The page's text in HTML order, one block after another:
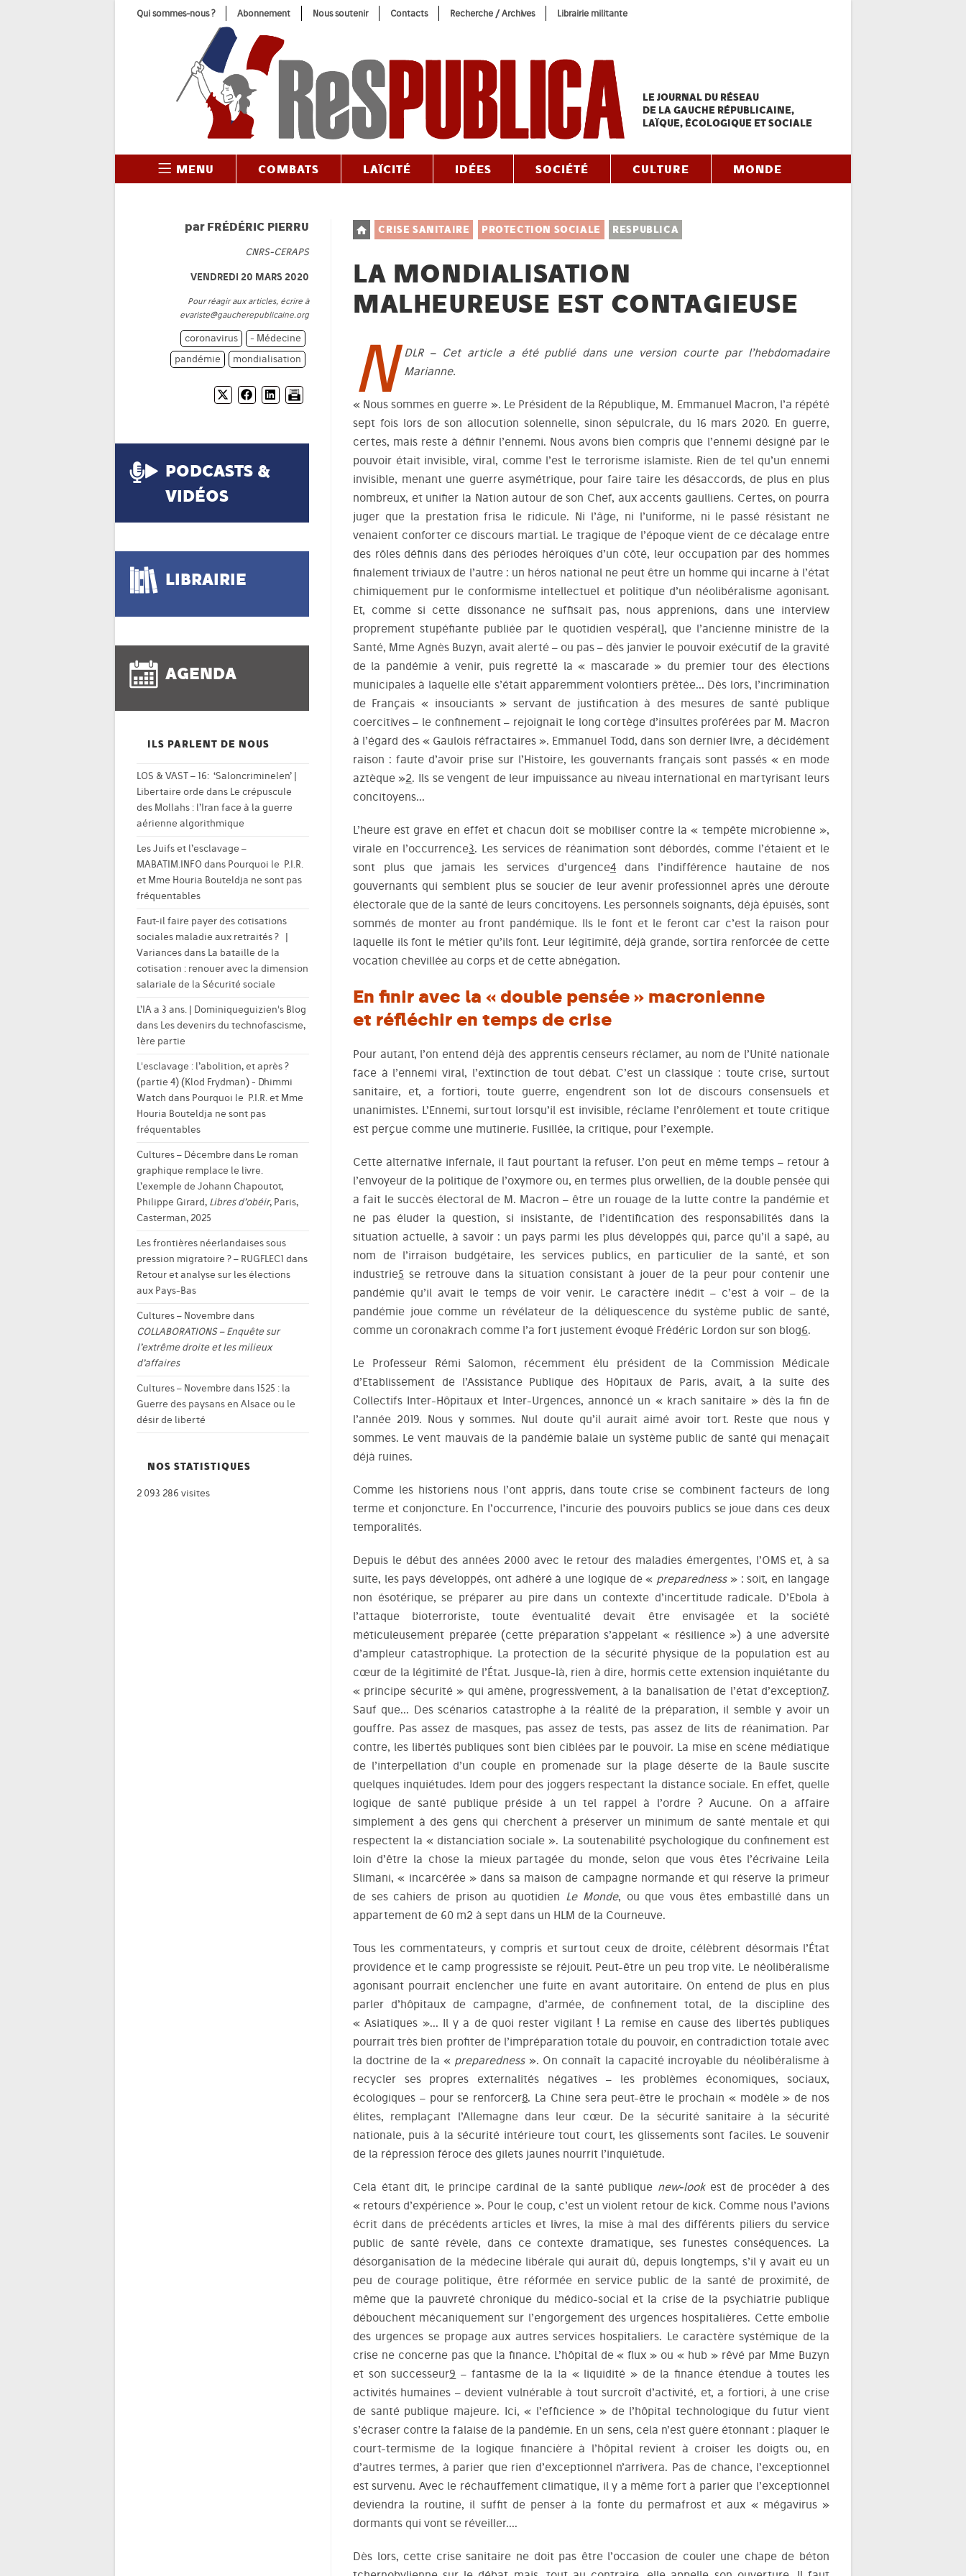
Qui sommes-nous ? Abonnement Nous soutenir Contacts Recherche / Archives Librairie militante
LE JOURNAL DU RÉSEAU
DE LA GAUCHE RÉPUBLICAINE,
LAÏQUE, ÉCOLOGIQUE ET SOCIALE
MENU COMBATS LAÏCITÉ IDÉES SOCIÉTÉ CULTURE MONDE
Post
category:
CRISE SANITAIRE PROTECTION SOCIALE RESPUBLICA
LA MONDIALISATION
MALHEUREUSE EST CONTAGIEUSE
N DLR – Cet article a été publié dans une version courte par l’hebdomadaire
Marianne.
« Nous sommes en guerre ». Le Président de la République, M. Emmanuel Macron, l’a répété
sept fois lors de son allocution solennelle, sinon sépulcrale, du 16 mars 2020. En guerre,
certes, mais reste à définir l’ennemi. Nous avons bien compris que l’ennemi désigné par le
pouvoir était invisible, viral, comme l’est le terrorisme islamiste. Rien de tel qu’un ennemi
invisible, menant une guerre asymétrique, pour faire taire les désaccords, de plus en plus
nombreux, et unifier la Nation autour de son Chef, aux accents gaulliens. Certes, on pourra
juger que la prestation frisa le ridicule. Ni l’âge, ni l’uniforme, ni le passé résistant ne
venaient conforter ce discours martial. Le tragique de l’époque vient de ce décalage entre
des rôles définis dans des périodes héroïques d’un côté, leur occupation par des hommes
finalement triviaux de l’autre : un héros national ne peut être un homme qui incarne à l’état
chimiquement pur le conformisme intellectuel et politique d’un néolibéralisme agonisant.
Et, comme si cette dissonance ne suffisait pas, nous apprenions, dans une interview
proprement stupéfiante publiée par le quotidien vespéral1, que l’ancienne ministre de la
Santé, Mme Agnès Buzyn, avait alerté – ou pas – dès janvier le pouvoir exécutif de la gravité
de la pandémie à venir, puis regretté la « mascarade » du premier tour des élections
municipales à laquelle elle s’était apparemment volontiers prêtée… Dès lors, l’incrimination
de Français « insouciants » servant de justification à des mesures de santé publique
coercitives – le confinement – rejoignait le long cortège d’insultes proférées par M. Macron
à l’égard des « Gaulois réfractaires ». Emmanuel Todd, dans son dernier livre, a décidément
raison : faute d’avoir prise sur l’Histoire, les gouvernants français sont passés « en mode
aztèque »2. Ils se vengent de leur impuissance au niveau international en martyrisant leurs
concitoyens…
L’heure est grave en effet et chacun doit se mobiliser contre la « tempête microbienne »,
virale en l’occurrence3. Les services de réanimation sont débordés, comme l’étaient et le
sont plus que jamais les services d’urgence4dans l’indifférence hautaine de nos
gouvernants qui semblent plus se soucier de leur avenir professionnel après une déroute
électorale que de la santé de leurs concitoyens. Les personnels soignants, déjà épuisés, sont
sommés de monter au front pandémique. Ils le font et le feront car c’est la raison pour
laquelle ils font le métier qu’ils font. Leur légitimité, déjà grande, sortira renforcée de cette
vocation chevillée au corps et de cette abnégation.
En finir avec la « double pensée » macronienne
et réfléchir en temps de crise
Pour autant, l’on entend déjà des apprentis censeurs réclamer, au nom de l’Unité nationale
face à l’ennemi viral, l’extinction de tout débat. C’est un classique : toute crise, surtout
sanitaire, et, a fortiori, toute guerre, engendrent son lot de discours consensuels et
unanimistes. L’Ennemi, surtout lorsqu’il est invisible, réclame l’enrôlement et toute critique
est perçue comme une mutinerie. Fusillée, la critique, pour l’exemple.
Cette alternative infernale, il faut pourtant la refuser. L’on peut en même temps – retour à
l’envoyeur de la politique de l’oxymore ou, en termes plus orwellien, de la double pensée qui
a fait le succès électoral de M. Macron – être un rouage de la lutte contre la pandémie et
ne pas éluder la question, si insistante, de l’identification des responsabilités dans la
situation actuelle, à savoir : un pays parmi les plus développés qui, parce qu’il a sapé, au
nom de l’irraison budgétaire, les services publics, en particulier de la santé, et son
industrie5 se retrouve dans la situation consistant à jouer de la peur pour contenir une
pandémie qu’il avait le temps de voir venir. Le caractère inédit – c’est à voir – de la
pandémie joue comme un révélateur de la déliquescence du système public de santé,
comme un coronakrach comme l’a fort justement évoqué Frédéric Lordon sur son blog6.
Le Professeur Rémi Salomon, récemment élu président de la Commission Médicale
d’Etablissement de l’Assistance Publique des Hôpitaux de Paris, avait, à la suite des
Collectifs Inter-Hôpitaux et Inter-Urgences, annoncé un « krach sanitaire » dès la fin de
l’année 2019. Nous y sommes. Nul doute qu’il aurait aimé avoir tort. Reste que nous y
sommes. Le vent mauvais de la pandémie balaie un système public de santé qui menaçait
déjà ruines.
Comme les historiens nous l’ont appris, dans toute crise se combinent facteurs de long
terme et conjoncture. En l’occurrence, l’incurie des pouvoirs publics se joue dans ces deux
temporalités.
Depuis le début des années 2000 avec le retour des maladies émergentes, l’OMS et, à sa
suite, les pays développés, ont adhéré à une logique de « preparedness» : soit, en langage
non ésotérique, se préparer au pire dans un contexte d’incertitude radicale. D’Ebola à
l’attaque bioterroriste, toute éventualité devait être envisagée et la société
méticuleusement préparée (cette préparation s’appelant « résilience ») à une adversité
d’ampleur catastrophique. La protection de la sécurité physique de la population est au
cœur de la légitimité de l’État. Jusque-là, rien à dire, hormis cette extension inquiétante du
« principe sécurité » qui amène, progressivement, à la banalisation de l’état d’exception7.
Sauf que… Des scénarios catastrophe à la réalité de la préparation, il semble y avoir un
gouffre. Pas assez de masques, pas assez de tests, pas assez de lits de réanimation. Par
contre, les libertés publiques sont bien ciblées par le pouvoir. La mise en scène médiatique
de l’interpellation d’un couple en promenade sur la plage déserte de la Baule suscite
quelques inquiétudes. Idem pour des joggers respectant la distance sociale. En effet, quelle
logique de santé publique préside à un tel rappel à l’ordre ? Aucune. On a affaire
simplement à des gens qui cherchent à préserver un minimum de santé mentale et qui
respectent la « distanciation sociale ». La soutenabilité psychologique du confinement est
loin d’être la chose la mieux partagée du monde, selon que vous êtes l’écrivaine Leila
Slimani, « incarcérée » dans sa maison de campagne normande et qui réserve la primeur
de ses cahiers de prison au quotidien Le Monde, ou que vous êtes embastillé dans un
appartement de 60 m2 à sept dans un HLM de la Courneuve.
Tous les commentateurs, y compris et surtout ceux de droite, célèbrent désormais l’État
providence et le camp progressiste se réjouit. Peut-être un peu trop vite. Le néolibéralisme
agonisant pourrait enclencher une fuite en avant autoritaire. On entend de plus en plus
parler d’hôpitaux de campagne, d’armée, de confinement total, de la discipline des
« Asiatiques »… Il y a de quoi rester vigilant ! La remise en cause des libertés publiques
pourrait très bien profiter de l’impréparation totale du pouvoir, en contradiction totale avec
la doctrine de la « preparedness». On connaît la capacité incroyable du néolibéralisme à
recycler ses propres externalités négatives – les problèmes économiques, sociaux,
écologiques – pour se renforcer8. La Chine sera peut-être le prochain « modèle » de nos
élites, remplaçant l’Allemagne dans leur cœur. De la sécurité sanitaire à la sécurité
nationale, puis à la sécurité intérieure tout court, les glissements sont faciles. Le souvenir
de la répression féroce des gilets jaunes nourrit l’inquiétude.
Cela étant dit, le principe cardinal de la santé publique new-lookest de procéder à des
« retours d’expérience ». Pour le coup, c’est un violent retour de kick. Comme nous l’avions
écrit dans de précédents articles et livres, la mise à mal des différents piliers du service
public de santé révèle, dans ce contexte dramatique, ses funestes conséquences. La
désorganisation de la médecine libérale qui aurait dû, depuis longtemps, s’il y avait eu un
peu de courage politique, être réformée en service public de la santé de proximité, de
même que la pauvreté chronique du médico-social et la crise de la psychiatrie publique
débouchent mécaniquement sur l’engorgement des urgences hospitalières. Cette embolie
des urgences se propage aux autres services hospitaliers. Le caractère systémique de la
crise ne concerne pas que la finance. L’hôpital de « flux » ou « hub » rêvé par Mme Buzyn
et son successeur9 – fantasme de la la « liquidité » de la finance étendue à toutes les
activités humaines – devient vulnérable à tout surcroît d’activité, et, a fortiori, à une crise
de santé publique majeure. Ici, « l’efficience » de l’hôpital technologique du futur vient
s’écraser contre la falaise de la pandémie. En un sens, cela n’est guère étonnant : plaquer le
court-termisme de la logique financière à l’hôpital revient à croiser les doigts ou, en
d’autres termes, à parier que rien d’exceptionnel n’arrivera. Pas de chance, l’exceptionnel
est survenu. Avec le réchauffement climatique, il y a même fort à parier que l’exceptionnel
deviendra la routine, il suffit de penser à la fonte du permafrost et aux « mégavirus »
dormants qui vont se réveiller….
Dès lors, cette crise sanitaire ne doit pas être l’occasion de couler une chape de béton
par FRÉDÉRIC PIERRU
CNRS-CERAPS
VENDREDI 20 MARS 2020
Pour réagir aux articles, écrire à
evariste@gaucherepublicaine.org
- Médecine
coronavirus
mondialisation
pandémie
PODCASTS &
VIDÉOS
LIBRAIRIE
AGENDA
ILS PARLENT DE NOUS
LOS & VAST – 16: ‘Saloncriminelen’ |
Libertaire orde dans Le crépuscule
des Mollahs : l’Iran face à la guerre
aérienne algorithmique
Les Juifs et l’esclavage –
MABATIM.INFO dans Pourquoi le P.I.R.
et Mme Houria Bouteldja ne sont pas
fréquentables
Faut-il faire payer des cotisations
sociales maladie aux retraités ? |
Variancesdans La bataille de la
cotisation : renouer avec la dimension
salariale de la Sécurité sociale
L’IA a 3 ans. | Dominiqueguizien's Blog
dans Les devenirs du technofascisme,
1ère partie
L'esclavage : l’abolition, et après ?
(partie 4) (Klod Frydman) - Dhimmi
Watch dans Pourquoi le P.I.R. et Mme
Houria Bouteldja ne sont pas
fréquentables
Cultures – Décembre dans Le roman
graphique remplace le livre.
L’exemple de Johann Chapoutot,
Philippe Girard, Libres d’obéir, Paris,
Casterman, 2025
Les frontières néerlandaises sous
pression migratoire ? – RUGFLEC1 dans
Retour et analyse sur les élections
aux Pays-Bas
Cultures – Novembre dans
COLLABORATIONS – Enquête sur
l’extrême droite et les milieux
d’affaires
Cultures – Novembre dans 1525 : la
Guerre des paysans en Alsace ou le
désir de liberté
NOS STATISTIQUES
2 093 286 visites